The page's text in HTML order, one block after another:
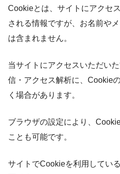
Cookieとは、サイトにアクセ
される情報ですが、お名前や
は含まれません。
当サイトにアクセスいただい
信・アクセス解析に、Cookie
く場合があります。
ブラウザの設定により、
ことも可能です。
サイトでCookieを利用してい